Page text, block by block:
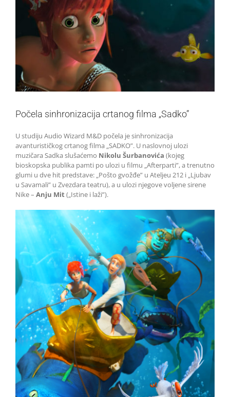
Počela sinhronizacija crtanog filma „Sadko”
U studiju Audio Wizard M&D počela je sinhronizacija
avanturističkog crtanog filma „SADKO”. U naslovnoj ulozi
muzičara Sadka slušaćemo Nikolu Šurbanovića (kojeg
bioskopska publika pamti po ulozi u filmu „Afterparti”, a trenutno
glumi u dve hit predstave: „Pošto gvožđe” u Ateljeu 212 i „Ljubav
u Savamali” u Zvezdara teatru), a u ulozi njegove voljene sirene
Nike – Anju Mit („Istine i laži”).